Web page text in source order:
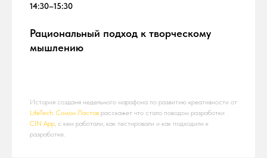
14:30–15:30
Рациональный подход к творческому
мышлению
История созданя недельного марафона по развитию креативности от
LifeTech. Симон Ластов расскажет что стало поводом разработки
CIN App, с кем работали, как тестировали и как подходили к
разработке.